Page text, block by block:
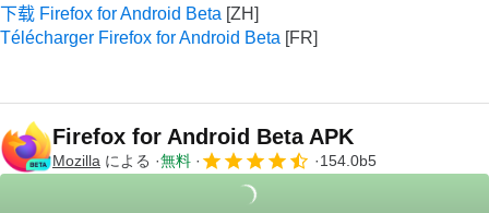
下载 Firefox for Android Beta
Télécharger Firefox for Android Beta
Firefox for Android Beta APK
Mozilla による 無料 154.0b5